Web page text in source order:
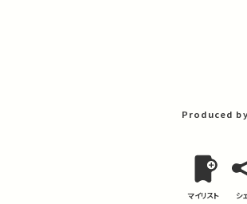
Produced by
マイリスト シ